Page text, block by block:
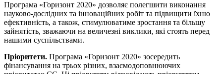
Програма «Горизонт 2020» дозволяє полегшити виконання
науково-дослідних та інноваційних робіт та підвищити їхню
ефективність, а також, стимулюватиме зростання та більшу
зайнятість, зважаючи на величезні виклики, які стоять перед
нашими суспільствами.
Пріоритети. Програма «Горизонт 2020» зосередить
фінансування на трьох різних, взаємодоповнюючих